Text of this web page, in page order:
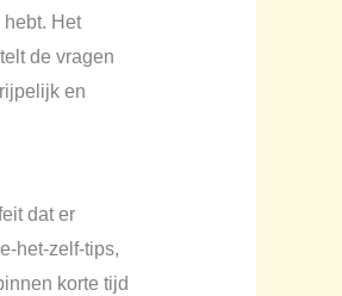
Het
de vragen
en
dat er
het-zelf-tips,
korte tijd